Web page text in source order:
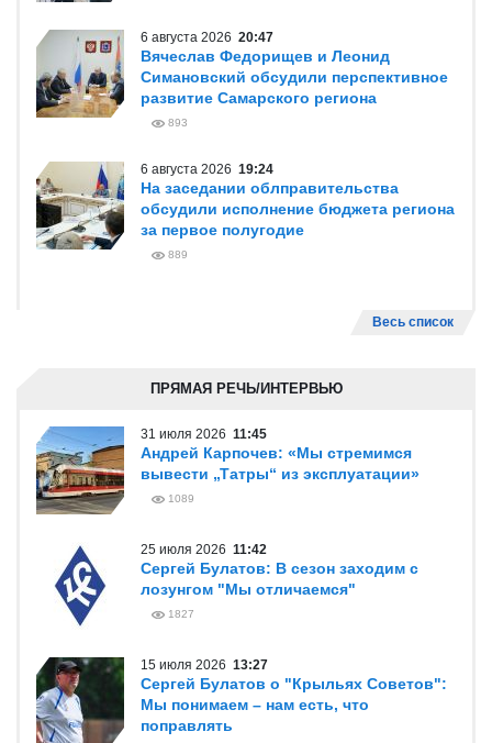
6 августа 2026 20:47
Вячеслав Федорищев и Леонид
Симановский обсудили перспективное
развитие Самарского региона
893
6 августа 2026 19:24
На заседании облправительства
обсудили исполнение бюджета региона
за первое полугодие
889
Весь список
ПРЯМАЯ РЕЧЬ/ИНТЕРВЬЮ
31 июля 2026 11:45
Андрей Карпочев: «Мы стремимся
вывести „Татры“ из эксплуатации»
1089
25 июля 2026 11:42
Сергей Булатов: В сезон заходим с
лозунгом "Мы отличаемся"
1827
15 июля 2026 13:27
Сергей Булатов о "Крыльях Советов":
Мы понимаем – нам есть, что
поправлять